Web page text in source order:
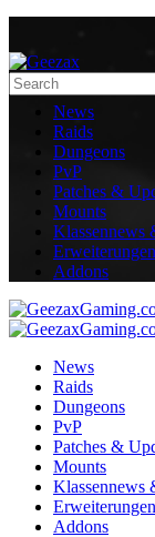
News
Raids
Dungeons
PvP
Patches &
Mounts
Klassennews
Erweiterungen
Addons
News
Raids
Dungeons
PvP
Patches &
Mounts
Klassennews
Erweiterungen
Addons